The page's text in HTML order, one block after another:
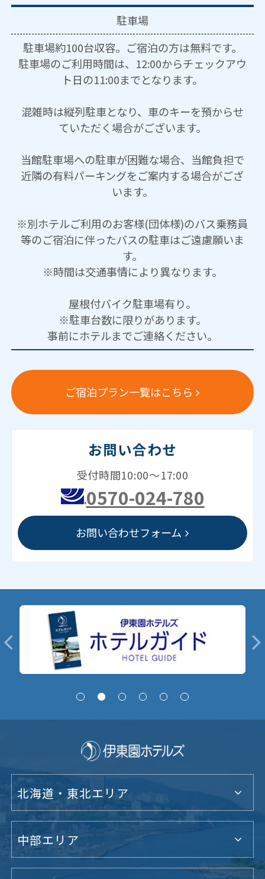
駐車場
駐車場約100台収容。ご宿泊の方は無料です。
駐車場のご利用時間は、12:00からチェックアウ
ト日の11:00までとなります。
混雑時は縦列駐車となり、車のキーを預からせ
ていただく場合がございます。
当館駐車場への駐車が困難な場合、当館負担で
近隣の有料パーキングをご案内する場合がござ
います。
※別ホテルご利用のお客様(団体様)のバス乗務員
等のご宿泊に伴ったバスの駐車はご遠慮願いま
す。
※時間は交通事情により異なります。
屋根付バイク駐車場有り。
※駐車台数に限りがあります。
事前にホテルまでご連絡ください。
ご宿泊プラン一覧はこちら
お問い合わせ
受付時間10:00～17:00
0570-024-780
お問い合わせフォーム
北海道・東北エリア
中部エリア